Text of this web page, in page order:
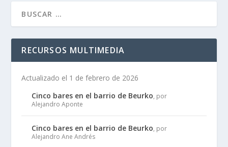
RECURSOS MULTIMEDIA
Actualizado el 1 de febrero de 2026
Cinco bares en el barrio de Beurko, por
Alejandro Aponte
Cinco bares en el barrio de Beurko, por
Alejandro Ane Andrés